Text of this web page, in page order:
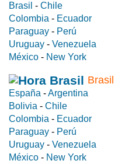
Brasil - Chile
Colombia - Ecuador
Paraguay - Perú
Uruguay - Venezuela
México - New York
Brasil
España -Argentina
Bolivia - Chile
Colombia - Ecuador
Paraguay - Perú
Uruguay - Venezuela
México - New York